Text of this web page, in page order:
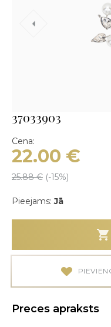
37033903
Cena:
22.00 €
25.88€ (-15%)
Pieejams:Jā
Preces apraksts